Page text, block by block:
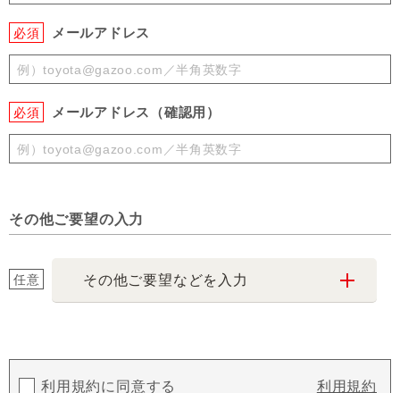
必須 メールアドレス
必須 メールアドレス（確認用）
その他ご要望の入力
任意 その他ご要望などを入力
利用規約に同意する 利用規約